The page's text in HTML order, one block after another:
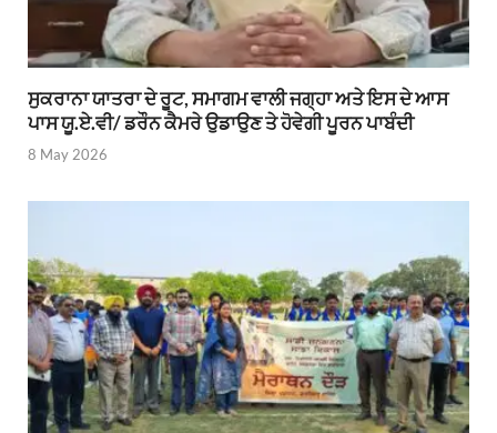
ਸੁਕਰਾਨਾ ਯਾਤਰਾ ਦੇ ਰੂਟ, ਸਮਾਗਮ ਵਾਲੀ ਜਗ੍ਹਾ ਅਤੇ ਇਸ ਦੇ ਆਸ
ਪਾਸ ਯੂ.ਏ.ਵੀ/ ਡਰੌਨ ਕੈਮਰੇ ਉਡਾਉਣ ਤੇ ਹੋਵੇਗੀ ਪੂਰਨ ਪਾਬੰਦੀ
8 May 2026